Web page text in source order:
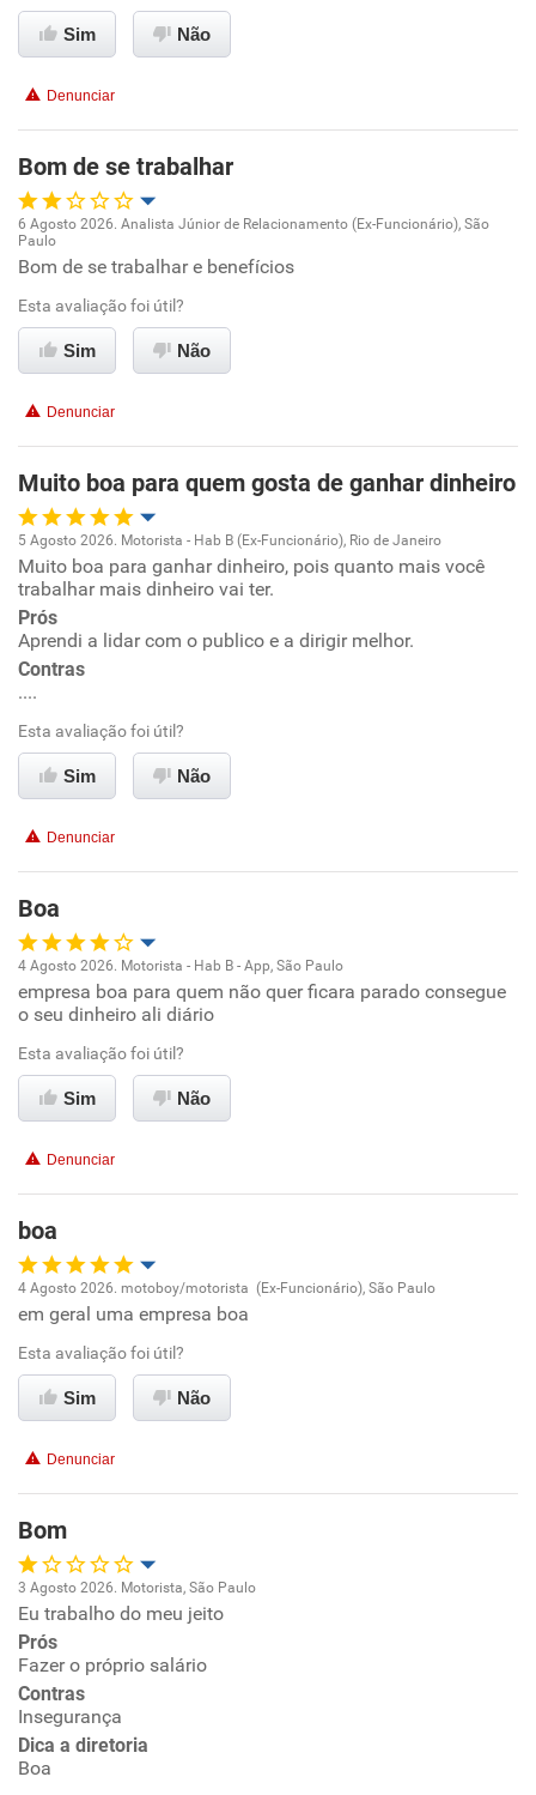
Ambiente de trabalho
Benefícios
Recomenda esta empresa
Recomenda a diretoria
Sim Não
Denunciar
Bom de se trabalhar
Oportunidade de promoção
Ambiente de trabalho
Conciliação com a vida familiar
Recomenda esta empresa
6 Agosto 2026. Analista Júnior de Relacionamento (Ex-Funcionário), São
Paulo
Bom de se trabalhar e benefícios
Esta avaliação foi útil?
Sim Não
Denunciar
Muito boa para quem gosta de ganhar dinheiro
Oportunidade de promoção
Ambiente de trabalho
Benefícios
Não recomenda a diretoria
5 Agosto 2026. Motorista - Hab B (Ex-Funcionário), Rio de Janeiro
Muito boa para ganhar dinheiro, pois quanto mais você
trabalhar mais dinheiro vai ter.
Prós
Aprendi a lidar com o publico e a dirigir melhor.
Contras
....
Esta avaliação foi útil?
Sim Não
Denunciar
Boa
Oportunidade de promoção
Ambiente de trabalho
Conciliação com a vida familiar
Não recomenda a diretoria
4 Agosto 2026. Motorista - Hab B - App, São Paulo
empresa boa para quem não quer ficara parado consegue
o seu dinheiro ali diário
Esta avaliação foi útil?
Sim Não
Denunciar
boa
Oportunidade de promoção
Ambiente de trabalho
Benefícios
Não recomenda esta empresa
Não recomenda a diretoria
4 Agosto 2026. motoboy/motorista (Ex-Funcionário), São Paulo
em geral uma empresa boa
Esta avaliação foi útil?
Sim Não
Denunciar
Bom
Oportunidade de promoção
Ambiente de trabalho
Conciliação com a vida familiar
3 Agosto 2026. Motorista, São Paulo
Eu trabalho do meu jeito
Prós
Fazer o próprio salário
Contras
Insegurança
Dica a diretoria
Boa